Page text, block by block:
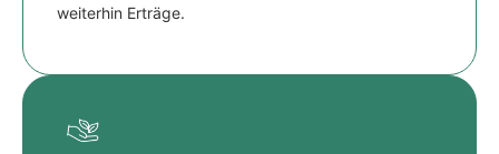
weiterhin Erträge.